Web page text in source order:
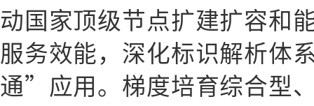
动国家顶级节点扩建扩容和
服务效能，深化标识解析体
通”应用。梯度培育综合型